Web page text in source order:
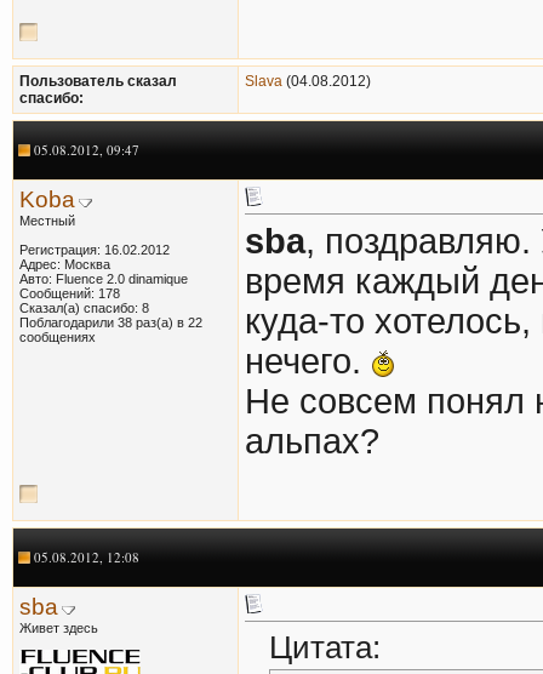
Пользователь сказал
cпасибо:
Slava (04.08.2012)
05.08.2012, 09:47
Koba
Местный
Регистрация: 16.02.2012
Адрес: Москва
Авто: Fluence 2.0 dinamique
Сообщений: 178
Сказал(а) спасибо: 8
Поблагодарили 38 раз(а) в 22
сообщениях
sba, поздравляю.
время каждый
куда-то
нечего.
Не совсем понял
альпах?
05.08.2012, 12:08
sba
Живет здесь
Цитата: